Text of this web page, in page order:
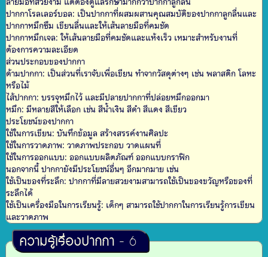
ปากกาโรลเลอร์บอล: เป็นปากกาที่ผสมผสานคุณสมบัติของปากกาลูกลื่นและ
ปากกาหมึกซึม เขียนลื่นและให้เส้นลายมือที่คมชัด
ปากกาหมึกเจล: ให้เส้นลายมือที่คมชัดและแห้งเร็ว เหมาะสำหรับงานที่
ต้องการความละเอียด
ส่วนประกอบของปากกา
ด้ามปากกา: เป็นส่วนที่เราจับเพื่อเขียน ทำจากวัสดุต่างๆ เช่น พลาสติก โลหะ
หรือไม้
ไส้ปากกา: บรรจุหมึกไว้ และมีปลายปากกาที่ปล่อยหมึกออกมา
หมึก: มีหลายสีให้เลือก เช่น สีน้ำเงิน สีดำ สีแดง สีเขียว
ประโยชน์ของปากกา
ใช้ในการเขียน: บันทึกข้อมูล สร้างสรรค์งานศิลปะ
ใช้ในการวาดภาพ: วาดภาพประกอบ วาดแผนที่
ใช้ในการออกแบบ: ออกแบบผลิตภัณฑ์ ออกแบบกราฟิก
นอกจากนี้ ปากกายังมีประโยชน์อื่นๆ อีกมากมาย เช่น
ใช้เป็นของที่ระลึก: ปากกาที่มีลายสวยงามสามารถใช้เป็นของขวัญหรือของที่
ระลึกได้
ใช้เป็นเครื่องมือในการเรียนรู้: เด็กๆ สามารถใช้ปากกาในการเรียนรู้การเขียน
และวาดภาพ
ความรู้เรื่องปากกา - 6